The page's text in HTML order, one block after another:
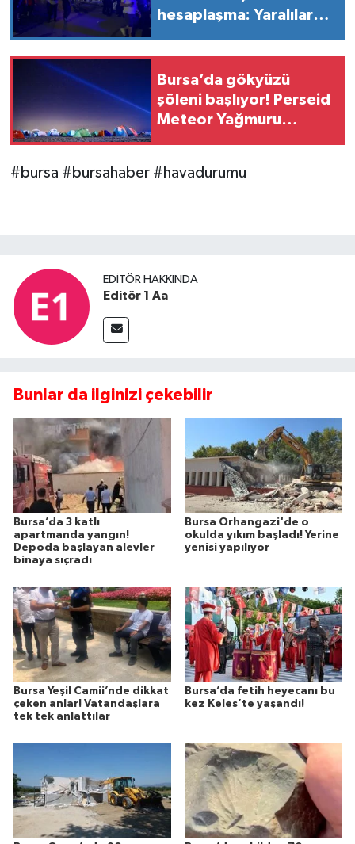
hesaplaşma: Yaralılar
Bursa’da gökyüzü
şöleni başlıyor! Perseid
Meteor Yağmuru
#bursa #bursahaber #havadurumu
EDITÖR HAKKINDA
Editör 1 Aa
Bunlar da ilginizi çekebilir
Bursa’da 3 katlı
apartmanda yangın!
Depoda başlayan alevler
binaya sıçradı
Bursa Orhangazi'de o
okulda yıkım başladı! Yerine
yenisi yapılıyor
Bursa Yeşil Camii’nde dikkat
çeken anlar! Vatandaşlara
tek tek anlattılar
Bursa’da fetih heyecanı bu
kez Keles’te yaşandı!